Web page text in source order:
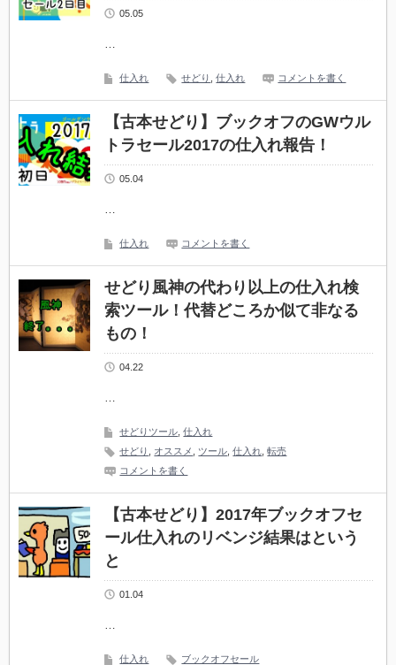
05.05
…
仕入れ せどり ,仕入れ コメントを書く
【古本せどり】ブックオフのGWウル
トラセール2017の仕入れ報告！
05.04
…
仕入れ コメントを書く
せどり風神の代わり以上の仕入れ検
索ツール！代替どころか似て非なる
もの！
04.22
…
せどりツール ,仕入れ
せどり
オススメ ツール ,仕入れ ,転売
コメントを書く
【古本せどり】2017年ブックオフセ
ール仕入れのリベンジ結果はという
と
01.04
…
仕入れ
ブックオフセール